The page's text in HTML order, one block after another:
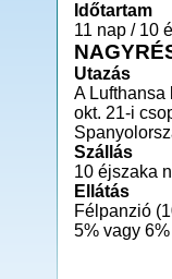
Időtartam
11 nap / 10
Utazás
A Lufthansa
okt. 21-i
Szállás
10 éjszaka
Ellátás
Félpanzió
5% vagy